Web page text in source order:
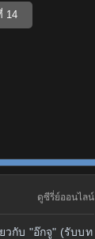
14
ดูซีรี่ย์ออนไลน์
วกับ "อ๊กจู" (รับบท